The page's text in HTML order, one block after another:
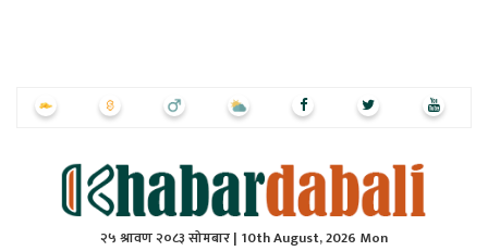
२५ श्रावण २०८३ सोमबार | 10th August, 2026 Mon